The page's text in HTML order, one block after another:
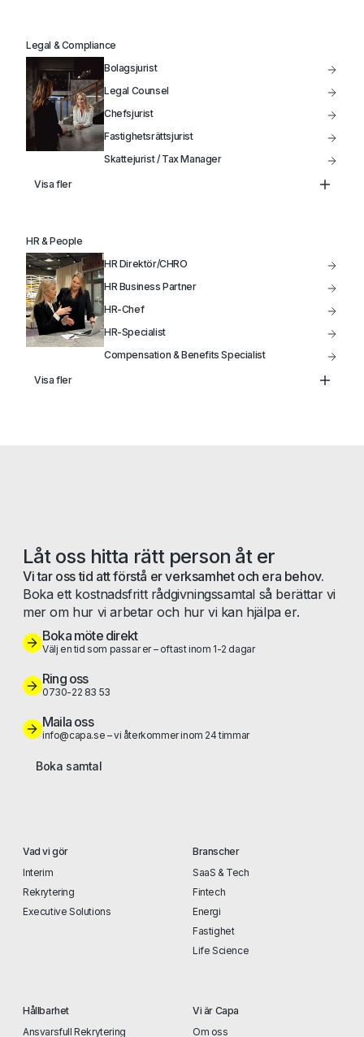
Legal & Compliance
Bolagsjurist
Legal Counsel
Chefsjurist
Fastighetsrättsjurist
Skattejurist / Tax Manager
Visa fler
HR & People
HR Direktör/CHRO
HR Business Partner
HR-Chef
HR-Specialist
Compensation & Benefits Specialist
Visa fler
Låt oss hitta rätt person åt er
Vi tar oss tid att förstå er verksamhet och era behov.
Boka ett kostnadsfritt rådgivningssamtal så berättar vi
mer om hur vi arbetar och hur vi kan hjälpa er.
Boka möte direkt
Välj en tid som passar er – oftast inom 1-2 dagar
Ring oss
0730-22 83 53
Maila oss
info@capa.se – vi återkommer inom 24 timmar
Boka samtal
Vad vi gör
Interim
Rekrytering
Executive Solutions
Branscher
SaaS & Tech
Fintech
Energi
Fastighet
Life Science
Hållbarhet
Ansvarsfull Rekrytering
Vi är Capa
Om oss